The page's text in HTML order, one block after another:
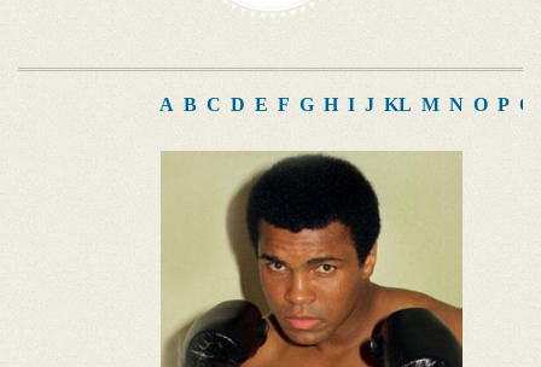
A B C D E F G H I J KL M N O P Q